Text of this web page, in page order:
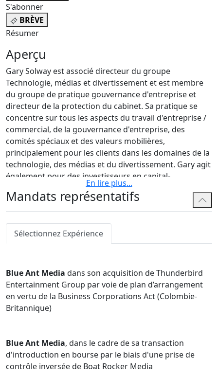
S'abonner
BRÈVE
Résumer
Aperçu
Gary Solway est associé directeur du groupe
Technologie, médias et divertissement et est membre
du groupe de pratique gouvernance d'entreprise et
directeur de la protection du cabinet. Sa pratique se
concentre sur tous les aspects du travail d'entreprise /
commercial, de la gouvernance d'entreprise, des
comités spéciaux et des valeurs mobilières,
principalement pour les clients dans les domaines de la
technologie, des médias et du divertissement. Gary agit
également pour des investisseurs en capital-
investissement et en capital de risque américains et
canadiens et pour des acheteurs étrangers acquérant
des entreprises canadiennes.
Il conseille des clients sur les fusions et acquisitions, les
financements privés et publics, la gouvernance, les
protection des administrateurs (y compris les
indemnités et l'assurance D&), les accords de licence et
de distribution, les structurations internationales
d'entreprises, les réorganisations d'entreprises et la
aux grandes sociétés ouvertes TSX. Il représente
régulièrement des comités d'administrateurs
indépendants et spéciaux dans le cadre d'opérations de
En lire plus...
Mandats représentatifs
Sélectionnez Expérience
Blue Ant Media dans son acquisition de Thunderbird
Entertainment Group par voie de plan d’arrangement
en vertu de la Business Corporations Act (Colombie-
Britannique)
Blue Ant Media, dans le cadre de sa transaction
d'introduction en bourse par le biais d'une prise de
contrôle inversée de Boat Rocker Media